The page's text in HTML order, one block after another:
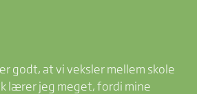
godt, at vi veksler mellem skole
lærer jeg meget, fordi mine